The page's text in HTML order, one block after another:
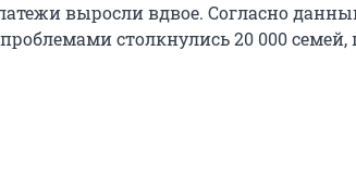
выросли вдвое. Согласно
столкнулись 20 000 семей,